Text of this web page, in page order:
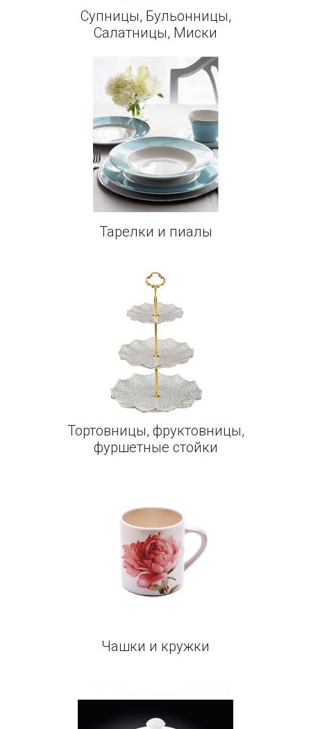
Супницы, Бульонницы,
Салатницы, Миски
Тарелки и пиалы
Тортовницы, фруктовницы,
фуршетные стойки
Чашки и кружки